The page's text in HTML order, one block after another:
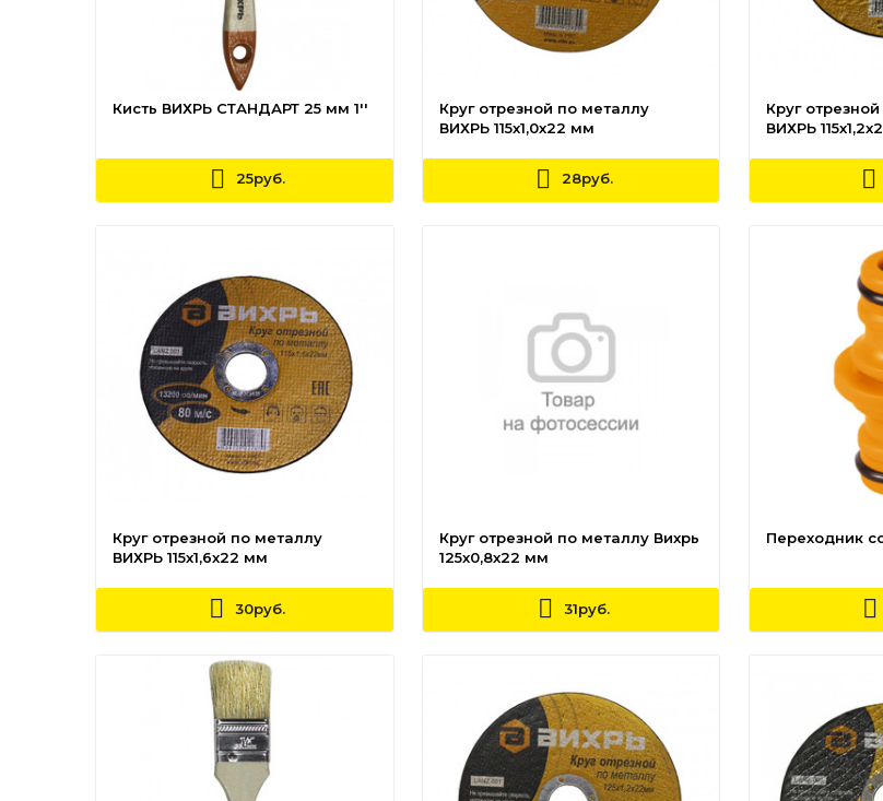
Кисть ВИХРЬ СТАНДАРТ 25 мм 1''
25руб.
Круг отрезной по металлу
ВИХРЬ 115х1,0х22 мм
28руб.
Круг
ВИХРЬ
Круг отрезной по металлу
ВИХРЬ 115х1,6х22 мм
30руб.
Круг отрезной по металлу Вихрь
125х0,8х22 мм
31руб.
Переходник